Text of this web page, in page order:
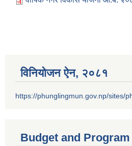
विनियोजन ऐन‚ २०८१
https://phunglingmun.gov.np/sites/
Budget and Program